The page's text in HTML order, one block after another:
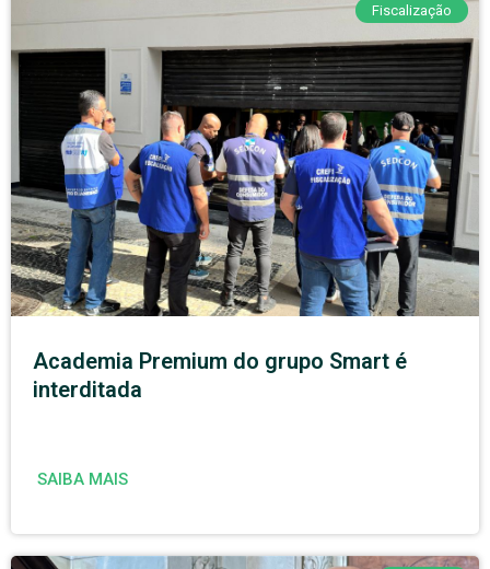
Fiscalização
Academia Premium do grupo Smart é
interditada
SAIBA MAIS